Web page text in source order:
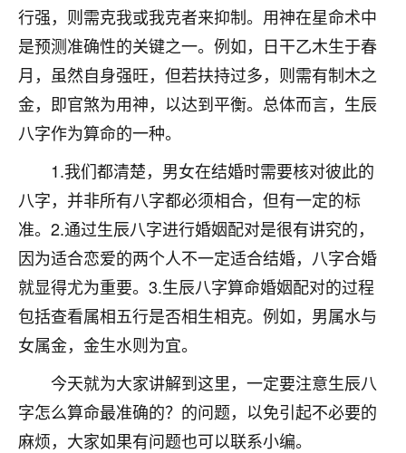
行强，则需克我或我克者来抑制。用神在星命术中
是预测准确性的关键之一。例如，日干乙木生于春
月，虽然自身强旺，但若扶持过多，则需有制木之
金，即官煞为用神，以达到平衡。总体而言，生辰
八字作为算命的一种。
1.我们都清楚，男女在结婚时需要核对彼此的
八字，并非所有八字都必须相合，但有一定的标
准。2.通过生辰八字进行婚姻配对是很有讲究的，
因为适合恋爱的两个人不一定适合结婚，八字合婚
就显得尤为重要。3.生辰八字算命婚姻配对的过程
包括查看属相五行是否相生相克。例如，男属水与
女属金，金生水则为宜。
今天就为大家讲解到这里，一定要注意生辰八
字怎么算命最准确的？的问题，以免引起不必要的
麻烦，大家如果有问题也可以联系小编。
金白水清
我也想找老师看看，有没有人给个联系方式的啊？
鹿森：慧来老师微信：gjsy0624
1天前 来自江西
青春168
我也想要，我也想要！
2天前 来自山西 15
Jessica李
老师做不做超度法事？我想给我奶奶做超度，她今年
刚去世了。
七零老顽童：我母亲前年离世，刚开始我经常
做梦梦见她，后来也是朋友介绍，找到慧来老
师，安排了超度法事，做梦再也没有梦到过
了，一开始是半信半疑的，图个心安，给亡母
超度，现在看来，人不信也不行。